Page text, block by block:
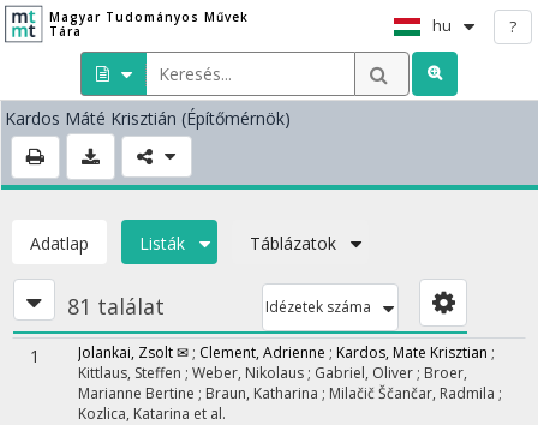
Magyar Tudományos Művek
Tára
hu ?
Kardos Máté Krisztián (Építőmérnök)
Adatlap Listák Táblázatok
81 találat Idézetek száma
1 Jolankai, Zsolt ✉ ; Clement, Adrienne ; Kardos, Mate Krisztian ;
Kittlaus, Steffen ; Weber, Nikolaus ; Gabriel, Oliver ; Broer,
Marianne Bertine ; Braun, Katharina ; Milačič Ščančar, Radmila ;
Kozlica, Katarina et al.